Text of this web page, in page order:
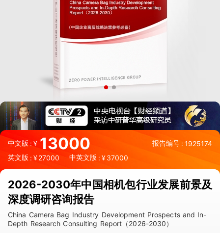
中文版:¥ 13000 报告编号 : 1925174
英文版 : ¥27000 中英文版 : ¥37000
2026-2030年中国相机包行业发展前景及
深度调研咨询报告
China Camera Bag Industry Development Prospects and In-
Depth Research Consulting Report（2026-2030）
《2026-2030年中国相机包行业发展前景及深度调研咨询报告》
由中研普华相机包行业分析专家领衔撰写，主要分析了相机包行业
的市场规模、发展现状与投资前景，同时对相机包行业的未来发展
做出科学的趋势预测和专业的相机包行业数据分析，帮助客户评估
相机包行业投资价值。
27年研究经验，深度洞察行业驱动力
多元化、高学历的实战型精英团队